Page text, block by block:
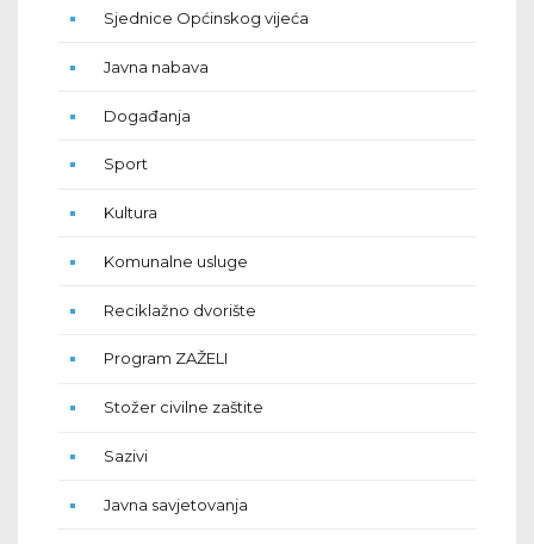
Sjednice Općinskog vijeća
Javna nabava
Događanja
Sport
Kultura
Komunalne usluge
Reciklažno dvorište
Program ZAŽELI
Stožer civilne zaštite
Sazivi
Javna savjetovanja